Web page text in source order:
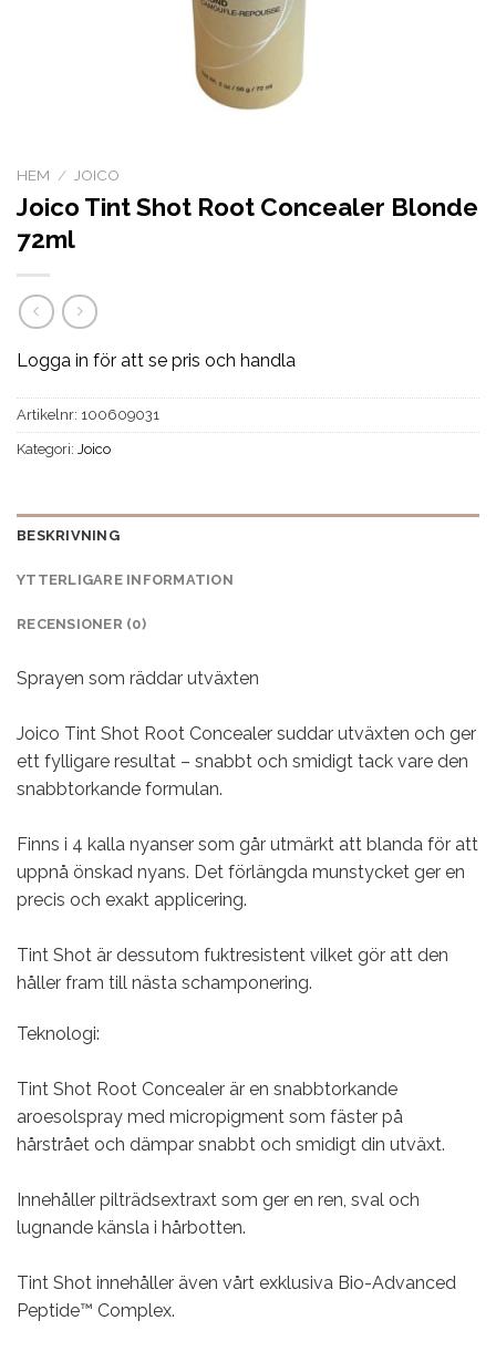
HEM / JOICO
Joico Tint Shot Root Concealer Blonde
72ml
Logga in för att se pris och handla
Artikelnr: 100609031
Kategori: Joico
BESKRIVNING
YTTERLIGARE INFORMATION
RECENSIONER (0)
Sprayen som räddar utväxten
Joico Tint Shot Root Concealer suddar utväxten och ger
ett fylligare resultat – snabbt och smidigt tack vare den
snabbtorkande formulan.
Finns i 4 kalla nyanser som går utmärkt att blanda för att
uppnå önskad nyans. Det förlängda munstycket ger en
precis och exakt applicering.
Tint Shot är dessutom fuktresistent vilket gör att den
håller fram till nästa schamponering.
Teknologi:
Tint Shot Root Concealer är en snabbtorkande
aroesolspray med micropigment som fäster på
hårstrået och dämpar snabbt och smidigt din utväxt.
Innehåller pilträdsextraxt som ger en ren, sval och
lugnande känsla i hårbotten.
Tint Shot innehåller även vårt exklusiva Bio-Advanced
Peptide™ Complex.